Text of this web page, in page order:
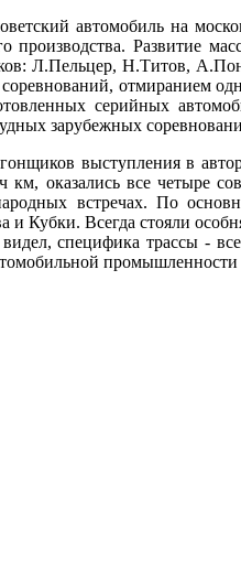
автомобиль на
производства. Развитие
Л.Пельцер, Н.Титов,
отмиранием
серийных
зарубежных
выступления в
оказались все четыре
встречах. По
и Кубки. Всегда стояли
специфика трассы -